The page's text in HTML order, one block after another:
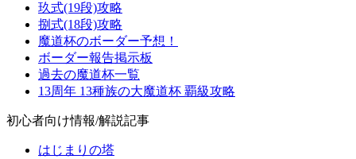
玖式(19段)攻略
捌式(18段)攻略
魔道杯のボーダー予想！
ボーダー報告掲示板
過去の魔道杯一覧
13周年 13種族の大魔道杯 覇級攻略
初心者向け情報/解説記事
はじまりの塔